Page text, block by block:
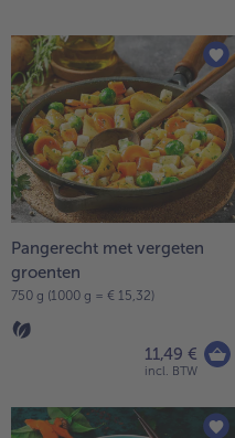
- 5 € bij
Pangerecht met vergeten
groenten
750 g (1000 g = € 15,32)
11,49 €
incl. BTW